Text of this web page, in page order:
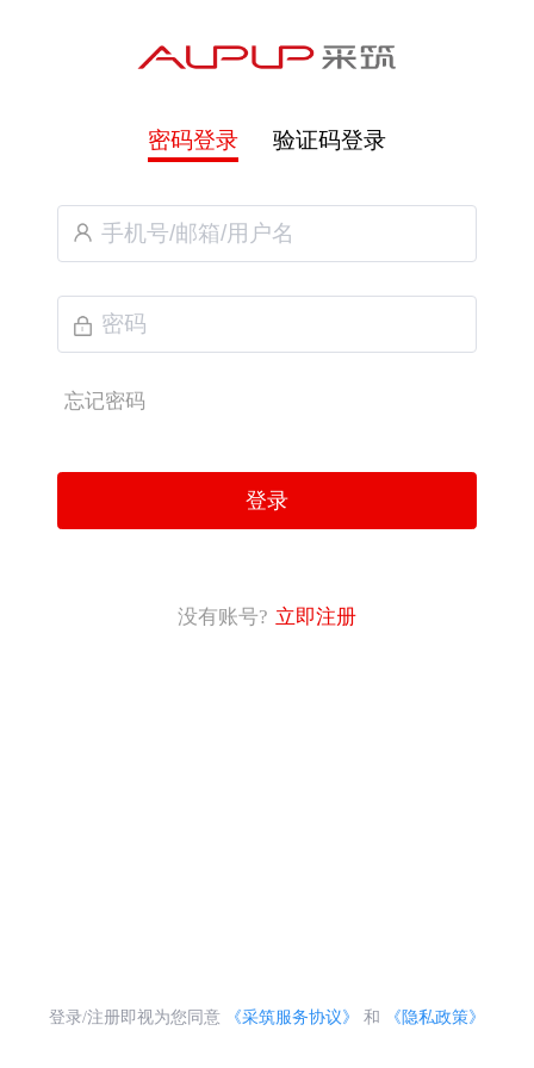
密码登录 验证码登录
忘记密码
登录
没有账号? 立即注册
登录/注册即视为您同意 《采筑服务协议》 和 《隐私政策》